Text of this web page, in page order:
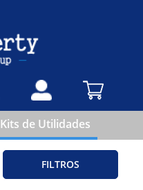
Kits de Utilidades
FILTROS